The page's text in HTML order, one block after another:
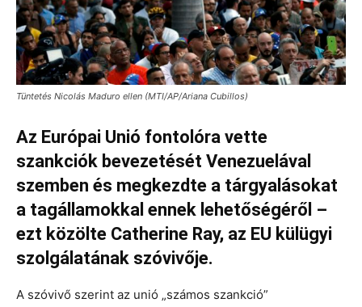
Tüntetés Nicolás Maduro ellen (MTI/AP/Ariana Cubillos)
Az Európai Unió fontolóra vette
szankciók bevezetését Venezuelával
szemben és megkezdte a tárgyalásokat
a tagállamokkal ennek lehetőségéről –
ezt közölte Catherine Ray, az EU külügyi
szolgálatának szóvivője.
A szóvivő szerint az unió „számos szankció”